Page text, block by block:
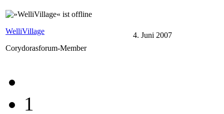
WelliVillage
Corydorasforum-Member
4. Juni 2007
1